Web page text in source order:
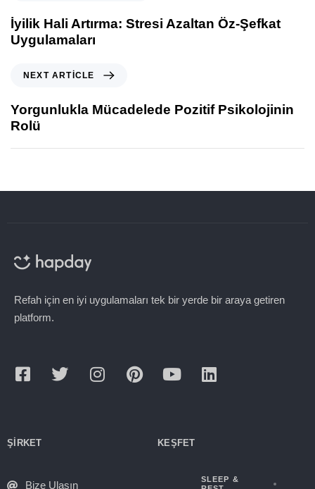
İyilik Hali Artırma: Stresi Azaltan Öz-Şefkat
Uygulamaları
NEXT ARTICLE
Yorgunlukla Mücadelede Pozitif Psikolojinin
Rolü
Refah için en iyi uygulamaları tek bir yerde bir araya getiren
platform.
ŞIRKET
Bize Ulaşın
KEŞFET
SLEEP &